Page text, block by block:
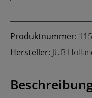
Produktnummer:
Hersteller: JUB